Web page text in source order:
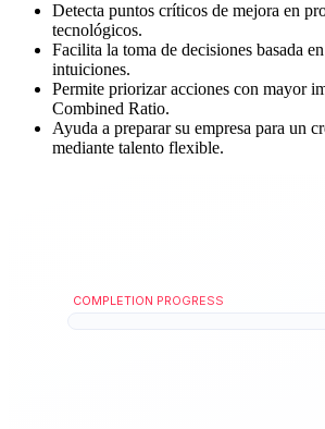
Detecta puntos críticos de mejora en
tecnológicos.
Facilita la toma de decisiones basada
intuiciones.
Permite priorizar acciones con mayor
Combined Ratio.
Ayuda a preparar su empresa para un
mediante talento flexible.